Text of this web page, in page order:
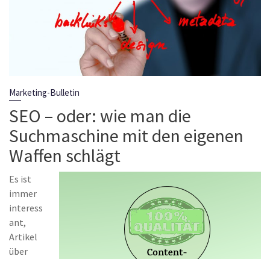
Marketing-Bulletin
SEO – oder: wie man die
Suchmaschine mit den eigenen
Waffen schlägt
Es ist
immer
interess
ant,
Artikel
über